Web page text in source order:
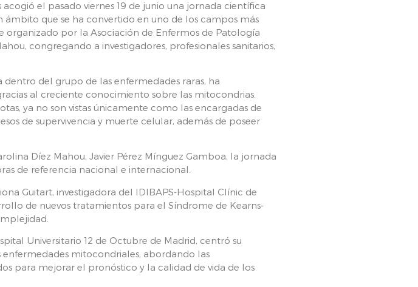
acogió el pasado viernes 19 de junio una jornada científica
ámbito que se ha convertido en uno de los campos más
organizado por la Asociación de Enfermos de Patología
congregando a investigadores, profesionales sanitarios,
del grupo de las enfermedades raras, ha
al creciente conocimiento sobre las mitocondrias.
ya no son vistas únicamente como las encargadas de
de supervivencia y muerte celular, además de poseer
Díez Mahou, Javier Pérez Mínguez Gamboa, la jornada
de referencia nacional e internacional.
Guitart, investigadora del IDIBAPS-Hospital Clínic de
de nuevos tratamientos para el Síndrome de Kearns-
Universitario 12 de Octubre de Madrid, centró su
enfermedades mitocondriales, abordando las
para mejorar el pronóstico y la calidad de vida de los